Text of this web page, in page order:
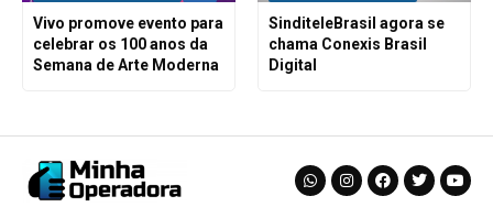
Vivo promove evento para
celebrar os 100 anos da
Semana de Arte Moderna
SinditeleBrasil agora se
chama Conexis Brasil
Digital